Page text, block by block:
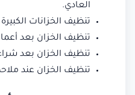
العادي.
تنظيف الخزانات
تنظيف الخزان بعد
تنظيف الخزان بعد
تنظيف الخزان عند